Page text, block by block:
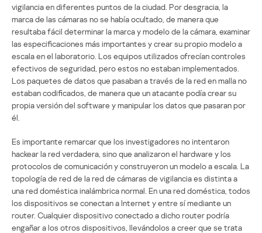
vigilancia en diferentes puntos de la ciudad. Por desgracia, la
marca de las cámaras no se había ocultado, de manera que
resultaba fácil determinar la marca y modelo de la cámara, examinar
las especificaciones más importantes y crear su propio modelo a
escala en el laboratorio. Los equipos utilizados ofrecían controles
efectivos de seguridad, pero estos no estaban implementados.
Los paquetes de datos que pasaban a través de la red en malla no
estaban codificados, de manera que un atacante podía crear su
propia versión del software y manipular los datos que pasaran por
él.
Es importante remarcar que los investigadores no intentaron
hackear la red verdadera, sino que analizaron el hardware y los
protocolos de comunicación y construyeron un modelo a escala. La
topología de red de la red de cámaras de vigilancia es distinta a
una red doméstica inalámbrica normal. En una red doméstica, todos
los dispositivos se conectan a Internet y entre sí mediante un
router. Cualquier dispositivo conectado a dicho router podría
engañar a los otros dispositivos, llevándolos a creer que se trata